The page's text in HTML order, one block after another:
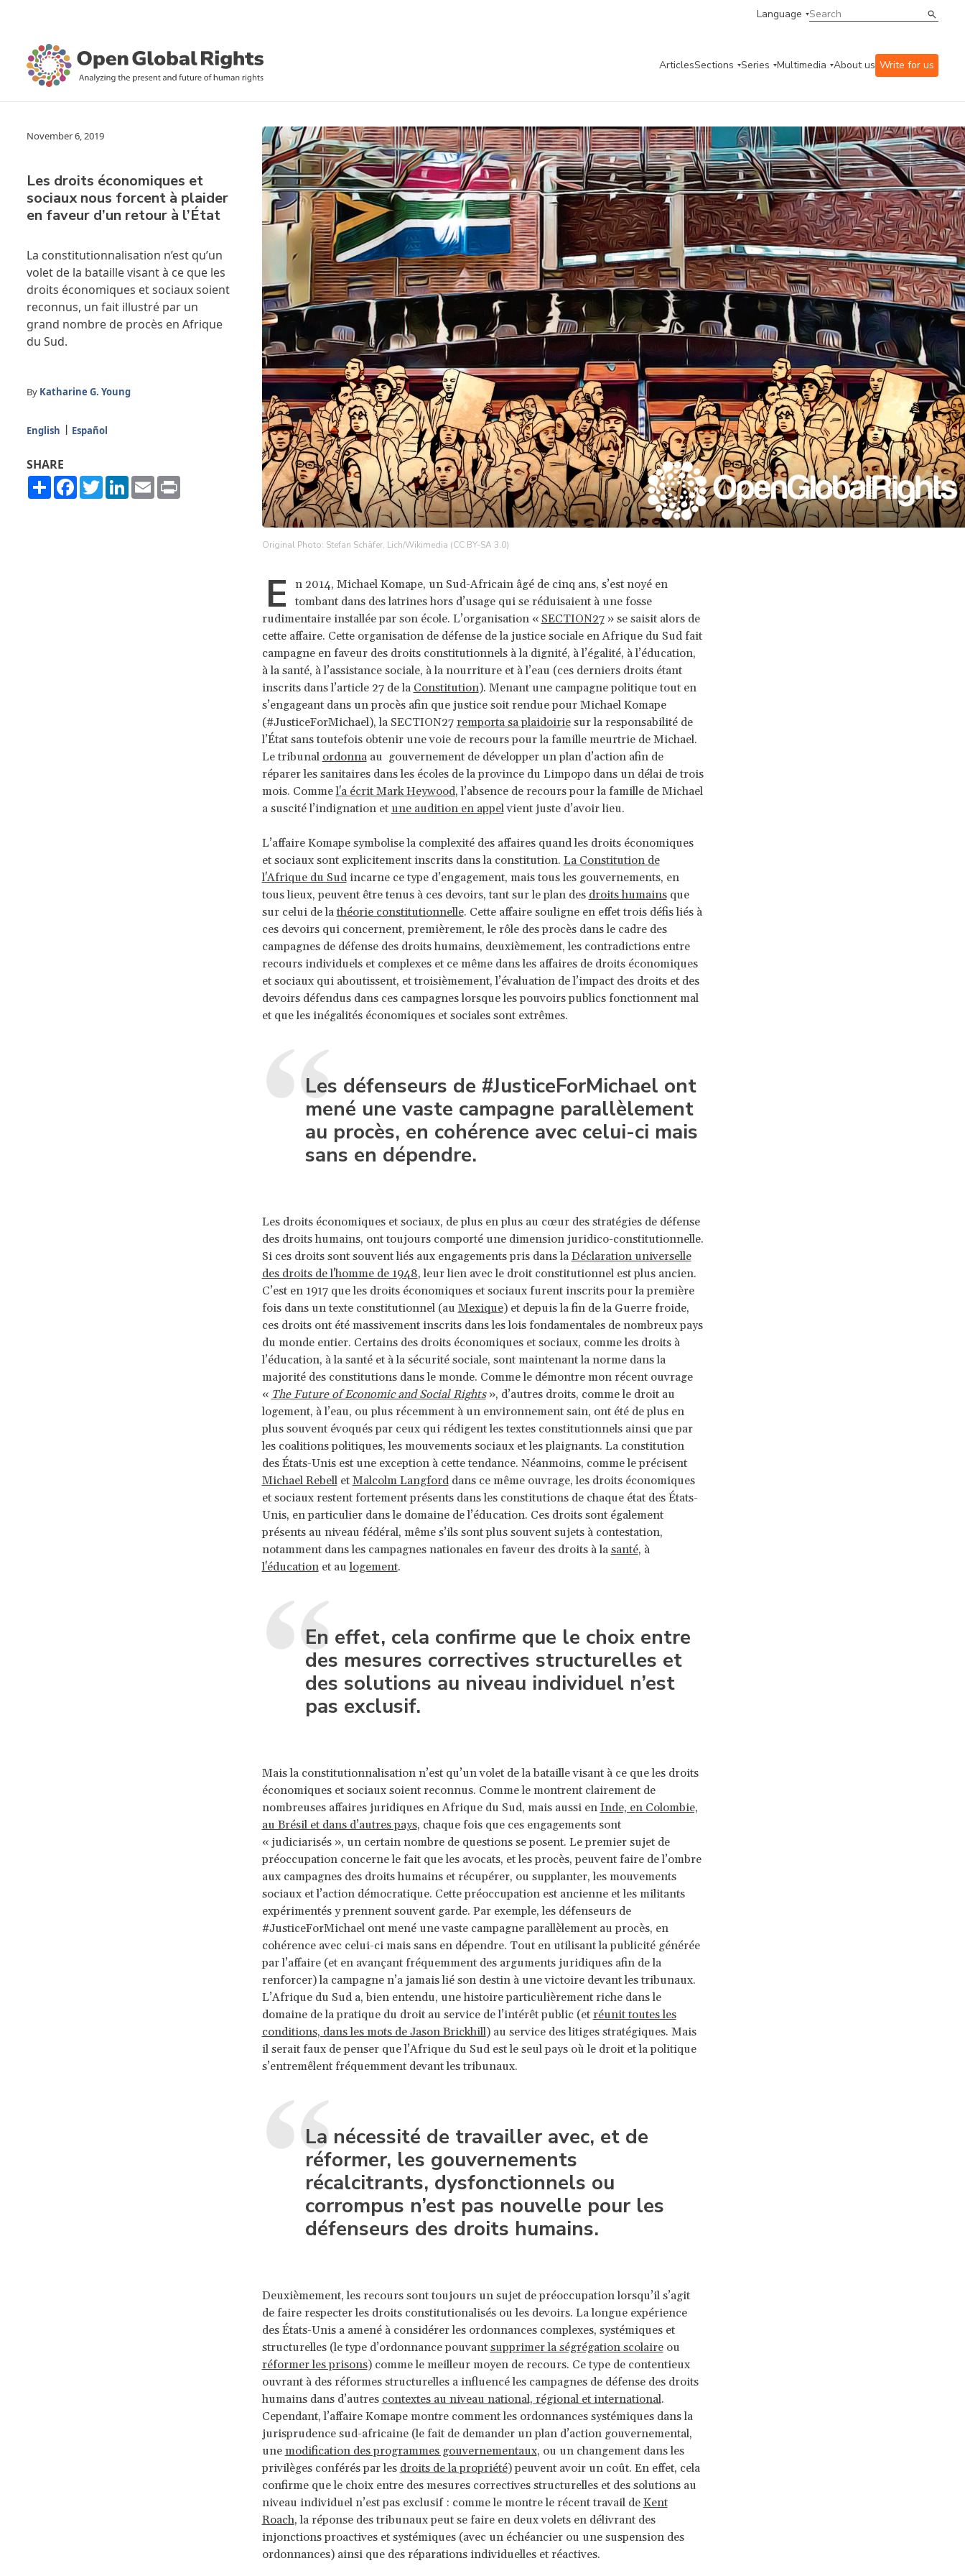
Language
ArticlesSections Series Multimedia About us Write for us
November 6, 2019
Les droits économiques et
sociaux nous forcent à plaider
en faveur d’un retour à l’État
Original Photo: Stefan Schäfer, Lich/Wikimedia (CC BY-SA 3.0)
La constitutionnalisation n’est qu’un
volet de la bataille visant à ce que les
droits économiques et sociaux soient
reconnus, un fait illustré par un
grand nombre de procès en Afrique
du Sud.
By Katharine G. Young
English Español
SHARE
ShareFacebook
TwitterLinkedIn
Email
E
n 2014, Michael Komape, un Sud-Africain âgé de cinq ans, s’est noyé en
tombant dans des latrines hors d’usage qui se réduisaient à une fosse
rudimentaire installée par son école. L’organisation « SECTION27» se saisit alors de
cette affaire. Cette organisation de défense de la justice sociale en Afrique du Sud fait
campagne en faveur des droits constitutionnels à la dignité, à l’égalité, à l’éducation,
à la santé, à l’assistance sociale, à la nourriture et à l’eau (ces derniers droits étant
inscrits dans l’article 27 de la Constitution). Menant une campagne politique tout en
s’engageant dans un procès afin que justice soit rendue pour Michael Komape
(#JusticeForMichael), la SECTION27 remporta sa plaidoiriesur la responsabilité de
l’État sans toutefois obtenir une voie de recours pour la famille meurtrie de Michael.
Le tribunal ordonnaau gouvernement de développer un plan d’action afin de
réparer les sanitaires dans les écoles de la province du Limpopo dans un délai de trois
mois. Commel'a écrit Mark Heywood, l’absence de recours pour la famille de Michael
a suscité l’indignation et une audition en appelvient juste d’avoir lieu.
L’affaire Komape symbolise la complexité des affaires quand les droits économiques
et sociaux sont explicitement inscrits dans la constitution. La Constitution de
l'Afrique du Sudincarne ce type d’engagement, mais tous les gouvernements, en
tous lieux, peuvent être tenus à ces devoirs, tant sur le plan des droits humainsque
sur celui de la théorie constitutionnelle. Cette affaire souligne en effet trois défis liés à
ces devoirs qui concernent, premièrement, le rôle des procès dans le cadre des
campagnes de défense des droits humains, deuxièmement, les contradictions entre
recours individuels et complexes et ce même dans les affaires de droits économiques
et sociaux qui aboutissent, et troisièmement, l’évaluation de l’impact des droits et des
devoirs défendus dans ces campagnes lorsque les pouvoirs publics fonctionnent mal
et que les inégalités économiques et sociales sont extrêmes.
Les défenseurs de #JusticeForMichael ont
mené une vaste campagne parallèlement
au procès, en cohérence avec celui-ci mais
sans en dépendre.
Les droits économiques et sociaux, de plus en plus au cœur des stratégies de défense
des droits humains, ont toujours comporté une dimension juridico-constitutionnelle.
Si ces droits sont souvent liés aux engagements pris dans la Déclaration universelle
des droits de l'homme de 1948, leur lien avec le droit constitutionnel est plus ancien.
C’est en 1917 que les droits économiques et sociaux furent inscrits pour la première
fois dans un texte constitutionnel (au Mexique) et depuis la fin de la Guerre froide,
ces droits ont été massivement inscrits dans les lois fondamentales de nombreux pays
du monde entier. Certains des droits économiques et sociaux, comme les droits à
l’éducation, à la santé et à la sécurité sociale, sont maintenant la norme dans la
majorité des constitutions dans le monde. Comme le démontre mon récent ouvrage
« The Future of Economic and Social Rights», d’autres droits, comme le droit au
logement, à l’eau, ou plus récemment à un environnement sain, ont été de plus en
plus souvent évoqués par ceux qui rédigent les textes constitutionnels ainsi que par
les coalitions politiques, les mouvements sociaux et les plaignants. La constitution
des États-Unis est une exception à cette tendance. Néanmoins, comme le précisent
Michael Rebellet Malcolm Langforddans ce même ouvrage, les droits économiques
et sociaux restent fortement présents dans les constitutions de chaque état des États-
Unis, en particulier dans le domaine de l’éducation. Ces droits sont également
présents au niveau fédéral, même s’ils sont plus souvent sujets à contestation,
notamment dans les campagnes nationales en faveur des droits à la santé, à
l'éducationet aulogement.
En effet, cela confirme que le choix entre
des mesures correctives structurelles et
des solutions au niveau individuel n’est
pas exclusif.
Mais la constitutionnalisation n’est qu’un volet de la bataille visant à ce que les droits
économiques et sociaux soient reconnus. Comme le montrent clairement de
nombreuses affaires juridiques en Afrique du Sud, mais aussi en Inde, en Colombie,
au Brésil et dans d’autres pays, chaque fois que ces engagements sont
« judiciarisés », un certain nombre de questions se posent. Le premier sujet de
préoccupation concerne le fait que les avocats, et les procès, peuvent faire de l’ombre
aux campagnes des droits humains et récupérer, ou supplanter, les mouvements
sociaux et l’action démocratique. Cette préoccupation est ancienne et les militants
expérimentés y prennent souvent garde. Par exemple, les défenseurs de
#JusticeForMichael ont mené une vaste campagne parallèlement au procès, en
cohérence avec celui-ci mais sans en dépendre. Tout en utilisant la publicité générée
par l’affaire (et en avançant fréquemment des arguments juridiques afin de la
renforcer) la campagne n’a jamais lié son destin à une victoire devant les tribunaux.
L’Afrique du Sud a, bien entendu, une histoire particulièrement riche dans le
domaine de la pratique du droit au service de l’intérêt public (et réunit toutes les
conditions, dans les mots de Jason Brickhill) au service des litiges stratégiques. Mais
il serait faux de penser que l’Afrique du Sud est le seul pays où le droit et la politique
s’entremêlent fréquemment devant les tribunaux.
La nécessité de travailler avec, et de
réformer, les gouvernements
récalcitrants, dysfonctionnels ou
corrompus n’est pas nouvelle pour les
défenseurs des droits humains.
Deuxièmement, les recours sont toujours un sujet de préoccupation lorsqu’il s’agit
de faire respecter les droits constitutionalisés ou les devoirs. La longue expérience
des États-Unis a amené à considérer les ordonnances complexes, systémiques et
structurelles (le type d’ordonnance pouvant supprimer la ségrégation scolaireou
réformer les prisons) comme le meilleur moyen de recours. Ce type de contentieux
ouvrant à des réformes structurelles a influencé les campagnes de défense des droits
humains dans d’autres contextes au niveau national, régional et international.
Cependant, l’affaire Komape montre comment les ordonnances systémiques dans la
jurisprudence sud-africaine (le fait de demander un plan d’action gouvernemental,
une modification des programmes gouvernementaux, ou un changement dans les
privilèges conférés par les droits de la propriété) peuvent avoir un coût. En effet, cela
confirme que le choix entre des mesures correctives structurelles et des solutions au
niveau individuel n’est pas exclusif : comme le montre le récent travail de Kent
Roach, la réponse des tribunaux peut se faire en deux volets en délivrant des
injonctions proactives et systémiques (avec un échéancier ou une suspension des
ordonnances) ainsi que des réparations individuelles et réactives.